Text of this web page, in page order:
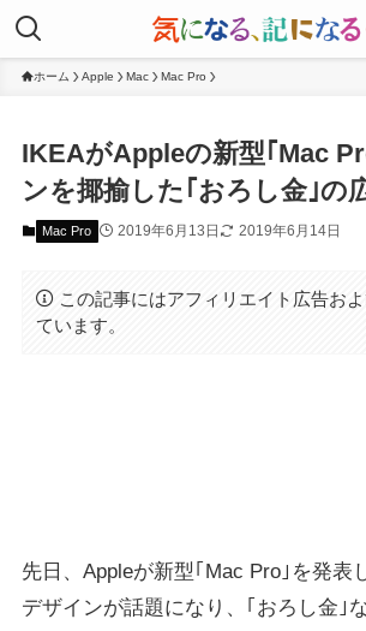
ホーム Apple Mac Mac Pro
IKEAがAppleの新型｢Mac
ンを揶揄した｢おろし金｣の
Mac Pro 2019年6月13日 2019年6月14日
この記事にはアフィリエイト広告お
ています。
先日、Appleが新型｢Mac Pro｣を発表
デザインが話題になり、｢おろし金｣